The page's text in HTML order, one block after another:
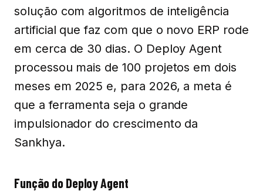
solução com algoritmos de inteligência
artificial que faz com que o novo ERP rode
em cerca de 30 dias. O Deploy Agent
processou mais de 100 projetos em dois
meses em 2025 e, para 2026, a meta é
que a ferramenta seja o grande
impulsionador do crescimento da
Sankhya.
Função do Deploy Agent